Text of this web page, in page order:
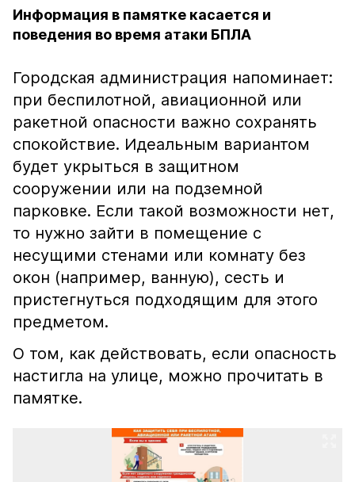
Информация в памятке касается и
поведения во время атаки БПЛА
Городская администрация напоминает:
при беспилотной, авиационной или
ракетной опасности важно сохранять
спокойствие. Идеальным вариантом
будет укрыться в защитном
сооружении или на подземной
парковке. Если такой возможности нет,
то нужно зайти в помещение с
несущими стенами или комнату без
окон (например, ванную), сесть и
пристегнуться подходящим для этого
предметом.
О том, как действовать, если опасность
настигла на улице, можно прочитать в
памятке.